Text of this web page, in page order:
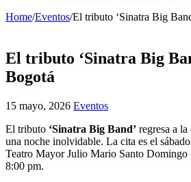
Home/Eventos/El tributo ‘Sinatra Big
El tributo ‘Sinatra Big
Bogotá
15 mayo, 2026 Eventos
El tributo ‘Sinatra Big Band’ regresa a
una noche inolvidable. La cita es el
Teatro Mayor Julio Mario Santo Domingo
8:00 pm.